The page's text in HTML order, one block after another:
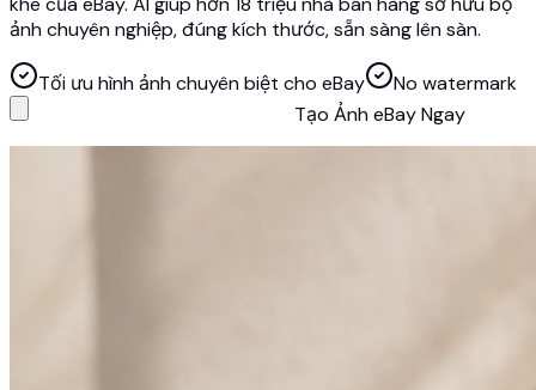
ảnh chuyên nghiệp, đúng kích thước, sẵn sàng lên sàn.
Tối ưu hình ảnh chuyên biệt cho eBay
No watermark
Tạo Ảnh eBay Ngay